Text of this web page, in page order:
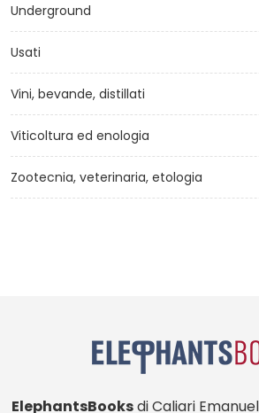
Underground
Usati
Vini, bevande, distillati
Viticoltura ed enologia
Zootecnia, veterinaria, etologia
ElephantsBooksdi Caliari